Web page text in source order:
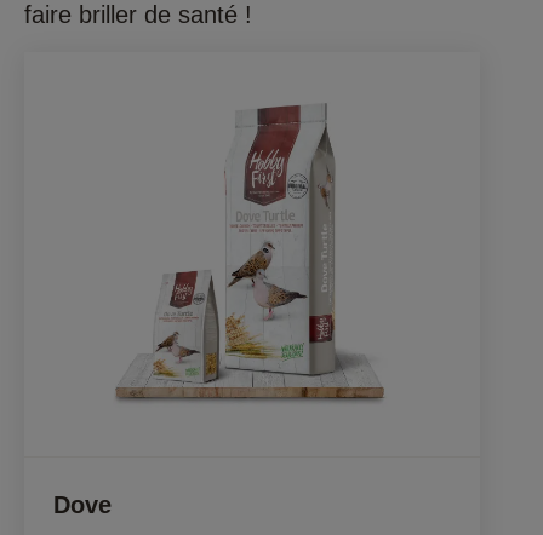
faire briller de santé !
Dove